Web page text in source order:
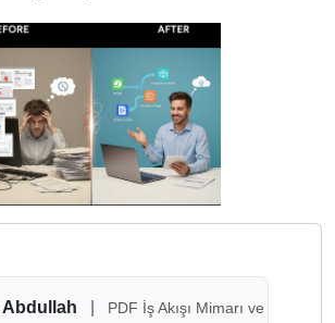
Abdullah
PDF İş Akışı Mimarı ve